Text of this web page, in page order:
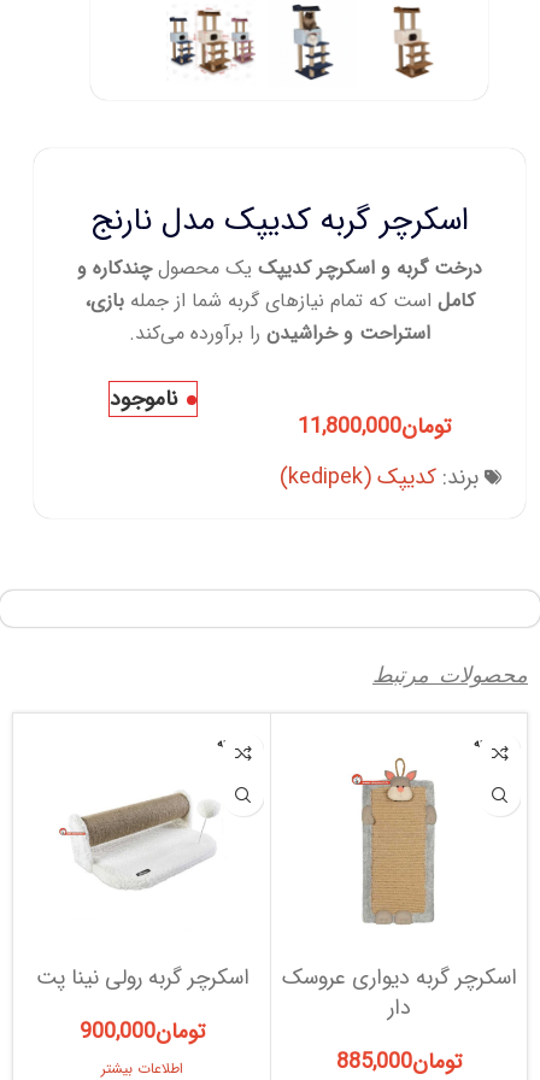
اسکرچر گربه کدیپک مدل نارنج
درخت گربه و اسکرچر کدیپک یک محصولچندکاره و
کامل است که تمام نیازهای گربه شما از جمله بازی،
استراحت و خراشیدن را برآورده می‌کند.
تومان11,800,000
ناموجود
برند: کدیپک (kedipek)
محصولات مرتبط
فروخته
شده
اسکرچر گربه دیواری عروسک
دار
تومان885,000
فروخته
شده
اسکرچر گربه رولی نینا پت
تومان900,000
اطلاعات بیشتر